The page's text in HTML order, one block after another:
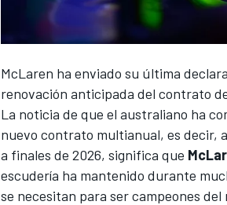
McLaren ha enviado su última
renovación anticipada del contrato
La noticia de que el australiano ha
nuevo contrato multianual, es decir,
a finales de 2026, significa que
escudería ha mantenido durante
se necesitan para ser campeones